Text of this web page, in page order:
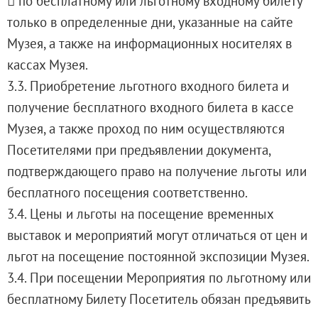
только в определенные дни, указанные на сайте
Музея, а также на информационных носителях в
кассах Музея.
3.3. Приобретение льготного входного билета и
получение бесплатного входного билета в кассе
Музея, а также проход по ним осуществляются
Посетителями при предъявлении документа,
подтверждающего право на получение льготы или
бесплатного посещения соответственно.
3.4. Цены и льготы на посещение временных
выставок и мероприятий могут отличаться от цен и
льгот на посещение постоянной экспозиции Музея.
3.4. При посещении Мероприятия по льготному или
бесплатному Билету Посетитель обязан предъявить